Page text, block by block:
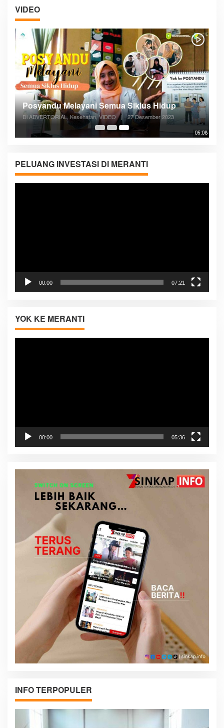
VIDEO
05:08
Posyandu Melayani Semua Siklus Hidup
Di ADVERTORIAL, Kesehatan, VIDEO | 27 Desember 2023
PELUANG INVESTASI DI MERANTI
Pemutar
00:00 07:21
YOK KE MERANTI
00:00 05:36
INFO TERPOPULER